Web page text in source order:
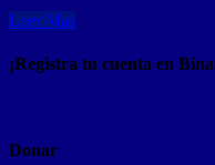
Leer Mas
¡Registra tu cuenta en
Donar